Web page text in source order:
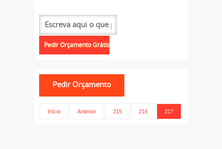
Início Anterior 215 216 217